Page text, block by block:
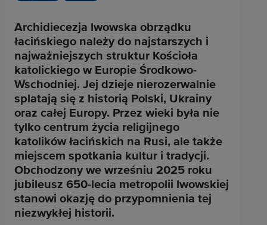
Archidiecezja lwowska obrządku
łacińskiego należy do najstarszych i
najważniejszych struktur Kościoła
katolickiego w Europie Środkowo-
Wschodniej. Jej dzieje nierozerwalnie
splatają się z historią Polski, Ukrainy
oraz całej Europy. Przez wieki była nie
tylko centrum życia religijnego
katolików łacińskich na Rusi, ale także
miejscem spotkania kultur i tradycji.
Obchodzony we wrześniu 2025 roku
jubileusz 650-lecia metropolii lwowskiej
stanowi okazję do przypomnienia tej
niezwykłej historii.